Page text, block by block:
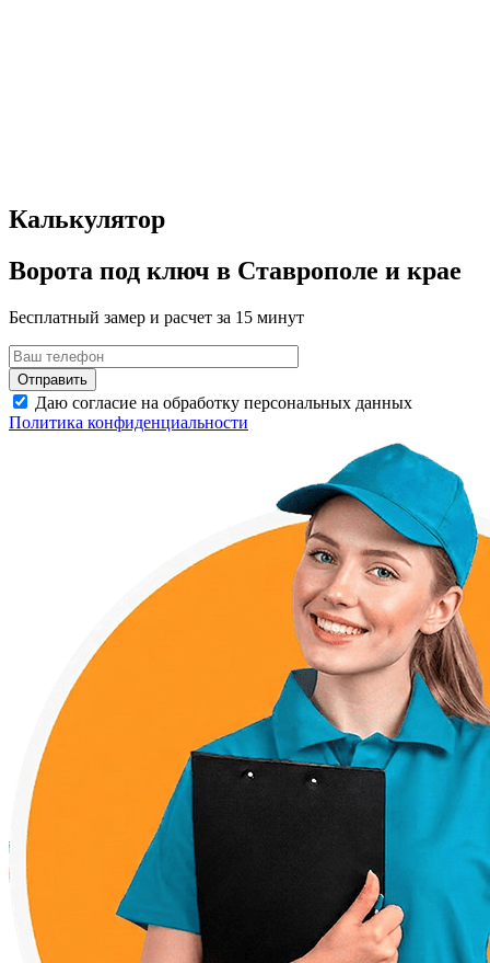
Калькулятор
Ворота под ключ в Ставрополе и крае
Бесплатный замер и расчет за 15 минут
Даю согласие на обработку персональных данных
Политика конфиденциальности